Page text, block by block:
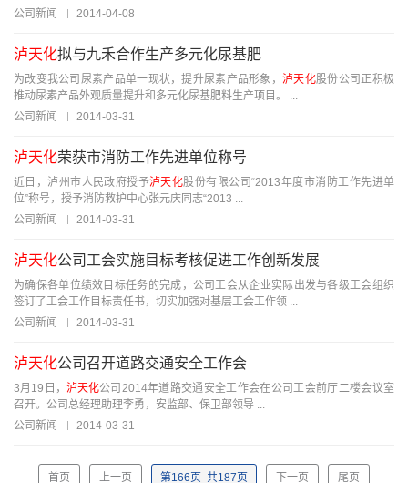
公司新闻
2014-04-08
泸天化拟与九禾合作生产多元化尿基肥
为改变我公司尿素产品单一现状，提升尿素产品形象， 泸天化股份公司正积极
推动尿素产品外观质量提升和多元化尿基肥料生产项目。 ...
公司新闻
2014-03-31
泸天化荣获市消防工作先进单位称号
近日，泸州市人民政府授予泸天化股份有限公司“2013年度市消防工作先进单
位”称号，授予消防救护中心张元庆同志“2013 ...
公司新闻
2014-03-31
泸天化公司工会实施目标考核促进工作创新发展
为确保各单位绩效目标任务的完成，公司工会从企业实际出发与各级工会组织
签订了工会工作目标责任书，切实加强对基层工会工作领 ...
公司新闻
2014-03-31
泸天化公司召开道路交通安全工作会
3月19日， 泸天化公司2014年道路交通安全工作会在公司工会前厅二楼会议室
召开。公司总经理助理李勇，安监部、保卫部领导 ...
公司新闻
2014-03-31
首页 上一页 第166 页 共187 页 下一页 尾页